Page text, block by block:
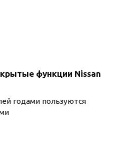
функции Nissan
годами пользуются